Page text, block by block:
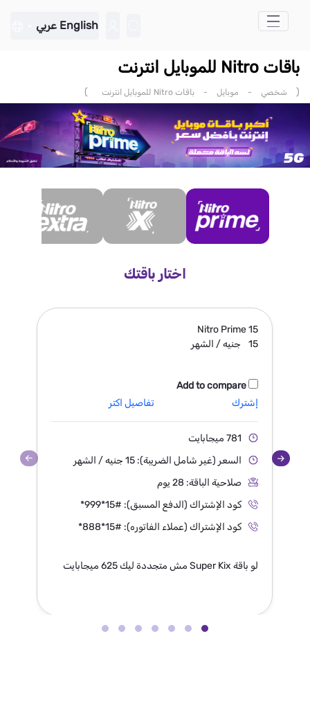
تخطي إلى المحتوى الرئيسي
English عربي
باقات Nitro للموبايل انترنت
( شخصي - موبايل - باقات Nitro للموبايل انترنت )
اختار باقتك
Nitro Prime15
15
جنيه / الشهر
Add to compare
إشترك
تفاصيل اكتر
781 ميجابايت
السعر (غير شامل الضريبة): 15 جنيه / الشهر
صلاحية الباقة: 28 يوم
كود الإشتراك (الدفع المسبق): *999*15#
كود الإشتراك (عملاء الفاتوره): *888*15#
لو باقة Super Kix مش متجددة ليك 625 ميجابايت